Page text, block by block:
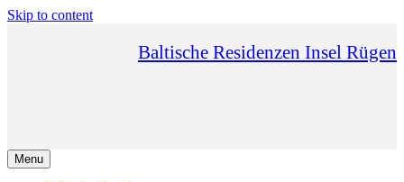
Skip to content
Baltische Residenzen Insel Rügen
Menu